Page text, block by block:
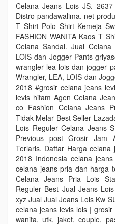
Celana Jeans Lois JS.
Distro pandawalima. net
T Shirt Polo Shirt Kemeja
FASHION WANITA Kaos T
Celana Sandal. Jual
LOIS dan Jogger Pants
wrangler lea lois dan jogger
Wrangler, LEA, LOIS dan
2018 #grosir celana jeans
levis hitam Agen Celana
co Fashion Celana Jeans
Tidak Melar Best Seller
Lois Reguler Celana Jeans
Previous post Grosir Jam
Terlaris. Daftar Harga
2018 Indonesia celana
celana jeans pria dan harga
Celana Jeans Pria Lois
Reguler Best Jual Jeans
xyz Jual Jual Jeans Lois Kw
celana jeans levis lois |
wanita, utk, jaket, couple,